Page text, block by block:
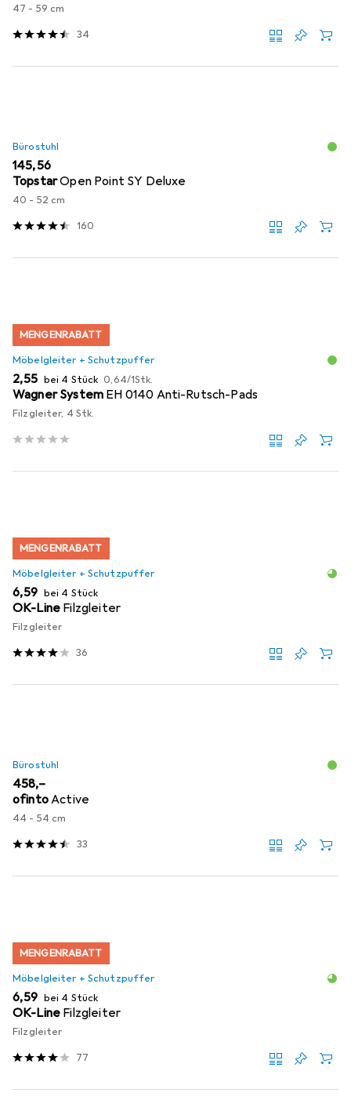
47 - 59 cm
34
Bürostuhl
EUR
145,56
TopstarOpen Point SY Deluxe
40 - 52 cm
160
MENGENRABATT
Möbelgleiter + Schutzpuffer
EUR
2,55 bei 4 Stück EUR
0,64/1Stk.
Wagner System EH 0140 Anti-Rutsch-Pads
Filzgleiter, 4 Stk.
MENGENRABATT
Möbelgleiter + Schutzpuffer
EUR
6,59 bei 4 Stück
OK-Line Filzgleiter
Filzgleiter
36
Bürostuhl
EUR
458,–
ofintoActive
44 - 54 cm
33
MENGENRABATT
Möbelgleiter + Schutzpuffer
EUR
6,59 bei 4 Stück
OK-Line Filzgleiter
Filzgleiter
77